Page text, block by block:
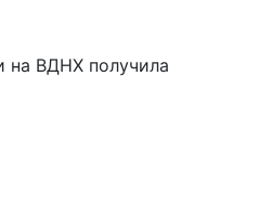
на ВДНХ получила